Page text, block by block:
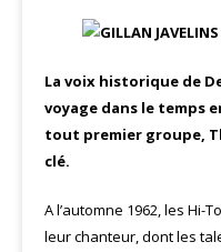
La voix historique de
voyage dans le temps
tout premier groupe,
clé.
A l’automne 1962, les
leur chanteur, dont les